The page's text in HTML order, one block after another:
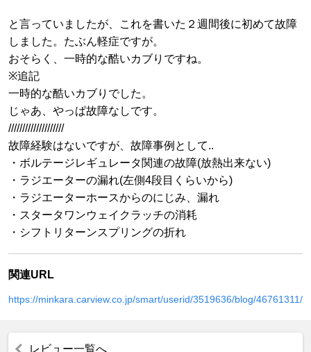
と言っていましたが、これを書いた２週間後に初めて故障
しました。たぶん軽症ですが。
おそらく、一時的な酷いカブりですね。
※追記
一時的な酷いカブりでした。
じゃあ、やっぱ故障なしです。
////////////////////
故障経験はないですが、故障事例として..
・ボルテージレギュレータ関連の故障(放熱出来ない)
・ラジエーターの漏れ(左側4段目くらいから)
・ラジエーターホースからのにじみ、漏れ
・スタータワンウェイクラッチの消耗
・シフトリターンスプリングの折れ
関連URL
https://minkara.carview.co.jp/smart/userid/3519636/blog/46761311/
レビュー一覧へ